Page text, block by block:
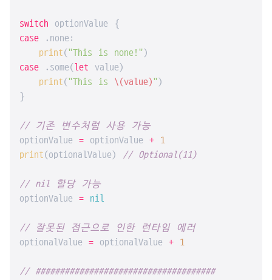
switch
case .none:
print("This is none!"
case .some(let value)
print("This is \(value)")
}
// 기존 변수처럼 사용 가능
optionValue = optionValue +
1
print(optionalValue) // Optional(11)
// nil 할당 가능
optionValue = nil
// 잘못된 접근으로 인한 런타임 에러
optionalValue = optionalValue + 1
// #####################################